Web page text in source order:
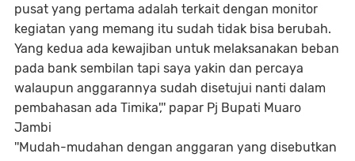
pusat yang pertama adalah terkait dengan monitor
kegiatan yang memang itu sudah tidak bisa berubah.
Yang kedua ada kewajiban untuk melaksanakan beban
pada bank sembilan tapi saya yakin dan percaya
walaupun anggarannya sudah disetujui nanti dalam
pembahasan ada Timika','' papar Pj Bupati Muaro
Jambi
''Mudah-mudahan dengan anggaran yang disebutkan